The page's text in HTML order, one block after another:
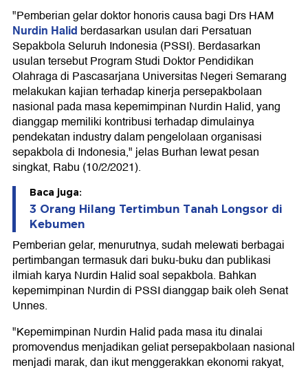
"Pemberian gelar doktor honoris causa bagi Drs HAM
Nurdin Halid berdasarkan usulan dari Persatuan
Sepakbola Seluruh Indonesia (PSSI). Berdasarkan
usulan tersebut Program Studi Doktor Pendidikan
Olahraga di Pascasarjana Universitas Negeri Semarang
melakukan kajian terhadap kinerja persepakbolaan
nasional pada masa kepemimpinan Nurdin Halid, yang
dianggap memiliki kontribusi terhadap dimulainya
pendekatan industry dalam pengelolaan organisasi
sepakbola di Indonesia," jelas Burhan lewat pesan
singkat, Rabu (10/2/2021).
Baca juga:
3 Orang Hilang Tertimbun Tanah Longsor di
Kebumen
Pemberian gelar, menurutnya, sudah melewati berbagai
pertimbangan termasuk dari buku-buku dan publikasi
ilmiah karya Nurdin Halid soal sepakbola. Bahkan
kepemimpinan Nurdin di PSSI dianggap baik oleh Senat
Unnes.
"Kepemimpinan Nurdin Halid pada masa itu dinalai
promovendus menjadikan geliat persepakbolaan nasional
menjadi marak, dan ikut menggerakkan ekonomi rakyat,